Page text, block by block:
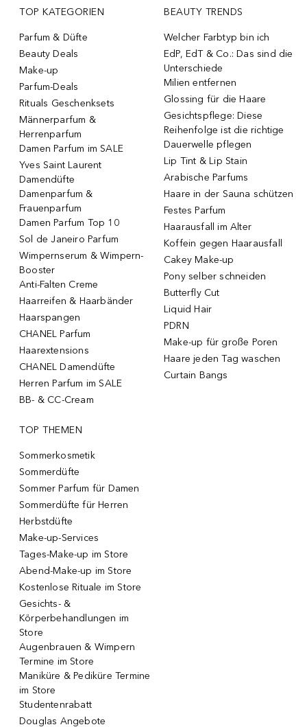
TOP KATEGORIEN
Parfum & Düfte
Beauty Deals
Make-up
Parfum-Deals
Rituals Geschenksets
Männerparfum &
Herrenparfum
Damen Parfum im SALE
Yves Saint Laurent
Damendüfte
Damenparfum &
Frauenparfum
Damen Parfum Top 10
Sol de Janeiro Parfum
Wimpernserum & Wimpern-
Booster
Anti-Falten Creme
Haarreifen & Haarbänder
Haarspangen
CHANEL Parfum
Haarextensions
CHANEL Damendüfte
Herren Parfum im SALE
BB- & CC-Cream
BEAUTY TRENDS
Welcher Farbtyp bin ich
EdP, EdT & Co.: Das sind die
Unterschiede
Milien entfernen
Glossing für die Haare
Gesichtspflege: Diese
Reihenfolge ist die richtige
Dauerwelle pflegen
Lip Tint & Lip Stain
Arabische Parfums
Haare in der Sauna schützen
Festes Parfum
Haarausfall im Alter
Koffein gegen Haarausfall
Cakey Make-up
Pony selber schneiden
Butterfly Cut
Liquid Hair
PDRN
Make-up für große Poren
Haare jeden Tag waschen
Curtain Bangs
TOP THEMEN
Sommerkosmetik
Sommerdüfte
Sommer Parfum für Damen
Sommerdüfte für Herren
Herbstdüfte
Make-up-Services
Tages-Make-up im Store
Abend-Make-up im Store
Kostenlose Rituale im Store
Gesichts- &
Körperbehandlungen im
Store
Augenbrauen & Wimpern
Termine im Store
Maniküre & Pediküre Termine
im Store
Studentenrabatt
Douglas Angebote